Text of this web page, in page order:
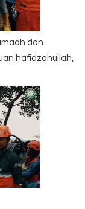
dan
hafidzahullah,